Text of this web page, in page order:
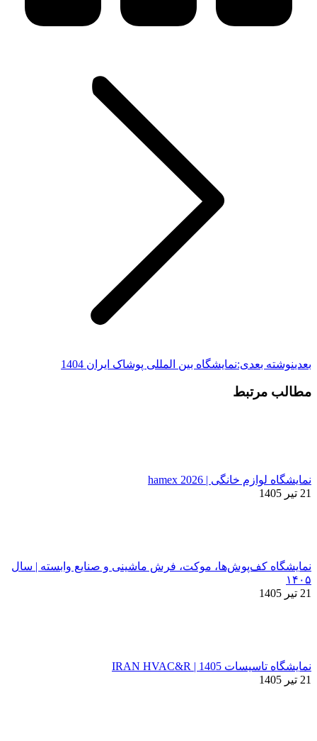
بعدینوشته بعدی:نمایشگاه بین المللی پوشاک ایران 1404
مطالب مرتبط
نمایشگاه لوازم خانگی | hamex 2026
21 تیر 1405
نمایشگاه کف‌پوش‌ها، موکت، فرش ماشینی و صنایع وابسته | سال
۱۴۰۵
21 تیر 1405
نمایشگاه تاسیسات 1405 | IRAN HVAC&R
21 تیر 1405